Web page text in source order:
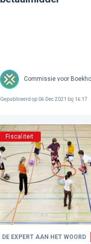
Commissie voor
Gepubliceerd op06 Dec 2021 bij 16:17
Fiscaliteit
DE EXPERT AAN HET WOORD